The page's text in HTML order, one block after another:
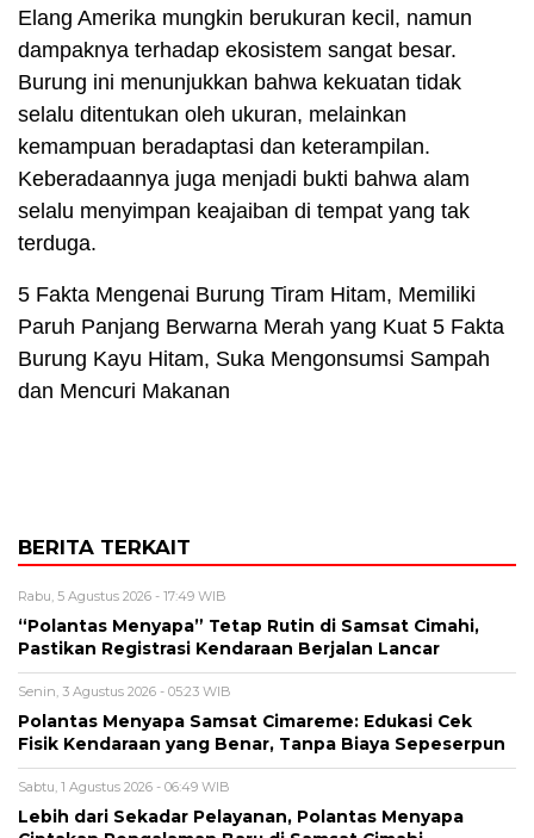
Elang Amerika mungkin berukuran kecil, namun
dampaknya terhadap ekosistem sangat besar.
Burung ini menunjukkan bahwa kekuatan tidak
selalu ditentukan oleh ukuran, melainkan
kemampuan beradaptasi dan keterampilan.
Keberadaannya juga menjadi bukti bahwa alam
selalu menyimpan keajaiban di tempat yang tak
terduga.
5 Fakta Mengenai Burung Tiram Hitam, Memiliki
Paruh Panjang Berwarna Merah yang Kuat 5 Fakta
Burung Kayu Hitam, Suka Mengonsumsi Sampah
dan Mencuri Makanan
BERITA TERKAIT
Rabu, 5 Agustus 2026 - 17:49 WIB
“Polantas Menyapa” Tetap Rutin di Samsat Cimahi,
Pastikan Registrasi Kendaraan Berjalan Lancar
Senin, 3 Agustus 2026 - 05:23 WIB
Polantas Menyapa Samsat Cimareme: Edukasi Cek
Fisik Kendaraan yang Benar, Tanpa Biaya Sepeserpun
Sabtu, 1 Agustus 2026 - 06:49 WIB
Lebih dari Sekadar Pelayanan, Polantas Menyapa